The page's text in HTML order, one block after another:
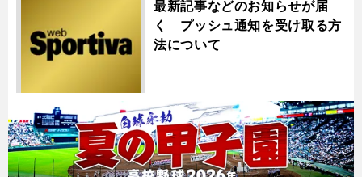
最新記事などのお知らせが届
く プッシュ通知を受け取る方
法について